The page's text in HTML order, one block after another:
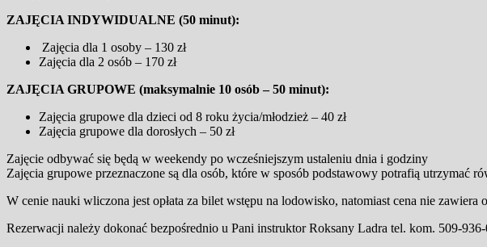
ZAJĘCIA INDYWIDUALNE (50 minut):
Zajęcia dla 1 osoby – 130 zł
Zajęcia dla 2 osób – 170 zł
ZAJĘCIA GRUPOWE (maksymalnie 10 osób – 50 minut):
Zajęcia grupowe dla dzieci od 8 roku życia/młodzież – 40 zł
Zajęcia grupowe dla dorosłych – 50 zł
Zajęcie odbywać się będą w weekendy po wcześniejszym ustaleniu dnia i godziny
Zajęcia grupowe przeznaczone są dla osób, które w sposób podstawowy potrafią utrzymać
W cenie nauki wliczona jest opłata za bilet wstępu na lodowisko, natomiast cena nie zawiera
Rezerwacji należy dokonać bezpośrednio u Pani instruktor Roksany Ladra tel. kom. 509-